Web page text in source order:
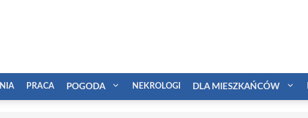
PRACA POGODA NEKROLOGI DLA MIESZKAŃCÓW